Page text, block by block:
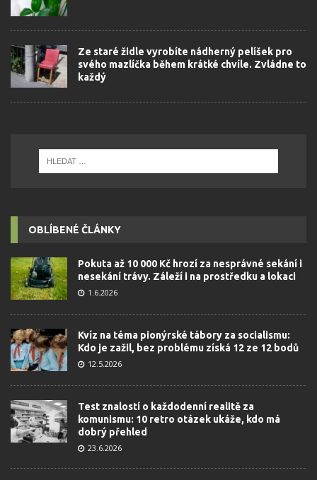
Ze staré židle vyrobíte nádherný pelíšek pro
svého mazlíčka během krátké chvíle. Zvládne to
každý
OBLÍBENÉ ČLÁNKY
Pokuta až 10 000 Kč hrozí za nesprávné sekání i
nesekání trávy. Záleží i na prostředku a lokaci
1.6.2026
Kvíz na téma pionýrské tábory za socialismu:
Kdo je zažil, bez problému získá 12 ze 12 bodů
12.5.2026
Test znalostí o každodenní realitě za
komunismu: 10 retro otázek ukáže, kdo má
dobrý přehled
23.6.2026